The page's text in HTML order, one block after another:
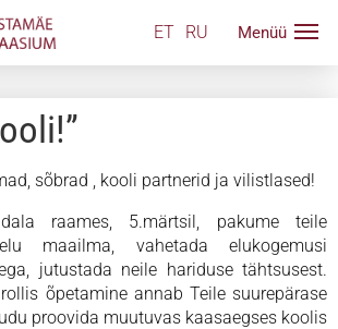
ET RU
sõbrad , kooli partnerid ja vilistlased!
raames, 5.märtsil, pakume teile
maailma, vahetada elukogemusi
jutustada neile hariduse tähtsusest.
õpetamine annab Teile suurepärase
proovida muutuvas kaasaegses koolis